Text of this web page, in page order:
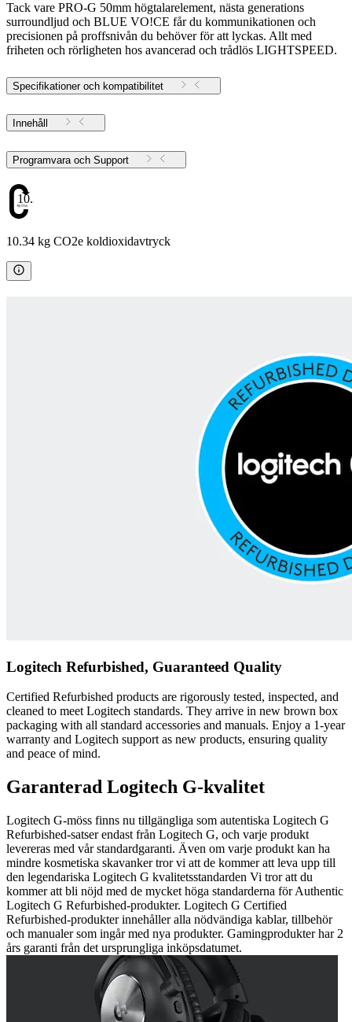
Tack vare PRO-G 50mm högtalarelement, nästa generations
surroundljud och BLUE VO!CE får du kommunikationen och
precisionen på proffsnivån du behöver för att lyckas. Allt med
friheten och rörligheten hos avancerad och trådlös LIGHTSPEED.
Specifikationer och kompatibilitet
Innehåll
Programvara och Support
10.34
10.34 kg CO2e koldioxidavtryck
Logitech Refurbished, Guaranteed Quality
Certified Refurbished products are rigorously tested, inspected, and
cleaned to meet Logitech standards. They arrive in new brown box
packaging with all standard accessories and manuals. Enjoy a 1-year
warranty and Logitech support as new products, ensuring quality
and peace of mind.
Garanterad Logitech G-kvalitet
Logitech G-möss finns nu tillgängliga som autentiska Logitech G
Refurbished-satser endast från Logitech G, och varje produkt
levereras med vår standardgaranti. Även om varje produkt kan ha
mindre kosmetiska skavanker tror vi att de kommer att leva upp till
den legendariska Logitech G kvalitetsstandarden Vi tror att du
kommer att bli nöjd med de mycket höga standarderna för Authentic
Logitech G Refurbished-produkter. Logitech G Certified
Refurbished-produkter innehåller alla nödvändiga kablar, tillbehör
och manualer som ingår med nya produkter. Gamingprodukter har 2
års garanti från det ursprungliga inköpsdatumet.